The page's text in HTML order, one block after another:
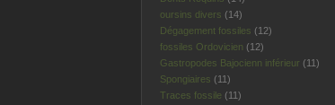
oursins divers (14)
Dégagement fossiles (12)
fossiles Ordovicien (12)
Gastropodes Bajocienn inférieur (11)
Spongiaires (11)
Traces fossile (11)